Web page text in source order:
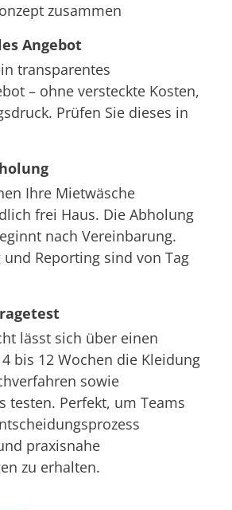
zusammen
Angebot
transparentes
– ohne versteckte Kosten,
Prüfen Sie dieses in
Ihre Mietwäsche
frei Haus. Die Abholung
nach Vereinbarung.
und Reporting sind von Tag
lässt sich über einen
bis 12 Wochen die Kleidung
sowie
testen. Perfekt, um Teams
praxisnahe
zu erhalten.